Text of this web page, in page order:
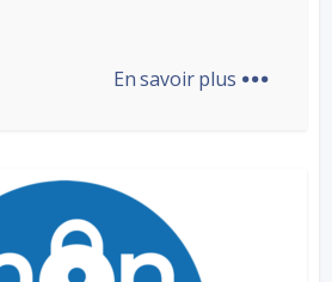
En savoir plus ...